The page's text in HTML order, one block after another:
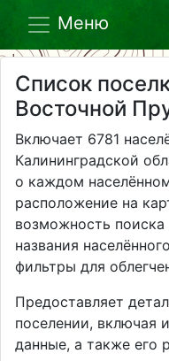
Меню
Список
Восточной
Включает 6781
Калининградской
о каждом
расположение на
возможность
названия
фильтры для
Предоставляет
поселении, включая
данные, а также его